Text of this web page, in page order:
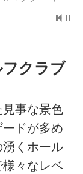
クラブ
事な景色
ドが多め
くホール
々なレベ